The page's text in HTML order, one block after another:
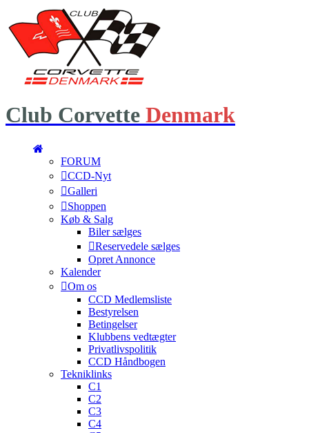
Club Corvette Denmark
FORUM
CCD-Nyt
Galleri
Shoppen
Køb & Salg
Biler sælges
Reservedele sælges
Opret Annonce
Kalender
Om os
CCD Medlemsliste
Bestyrelsen
Betingelser
Klubbens vedtægter
Privatlivspolitik
CCD Håndbogen
Tekniklinks
C1
C2
C3
C4